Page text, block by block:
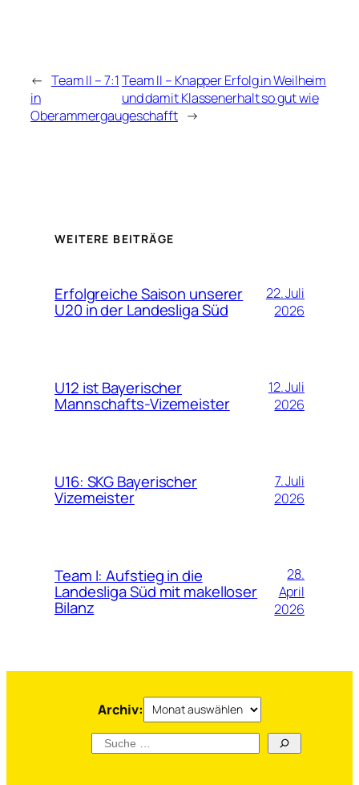
← Team II – 7:1
in
Oberammergau
Team II – Knapper Erfolg in Weilheim
und damit Klassenerhalt so gut wie
geschafft →
WEITERE BEITRÄGE
Erfolgreiche Saison unserer
U20 in der Landesliga Süd
22. Juli
2026
U12 ist Bayerischer
Mannschafts-Vizemeister
12. Juli
2026
U16: SKG Bayerischer
Vizemeister
7. Juli
2026
Team I: Aufstieg in die
Landesliga Süd mit makelloser
Bilanz
28.
April
2026
Archiv: Archiv
Suchen